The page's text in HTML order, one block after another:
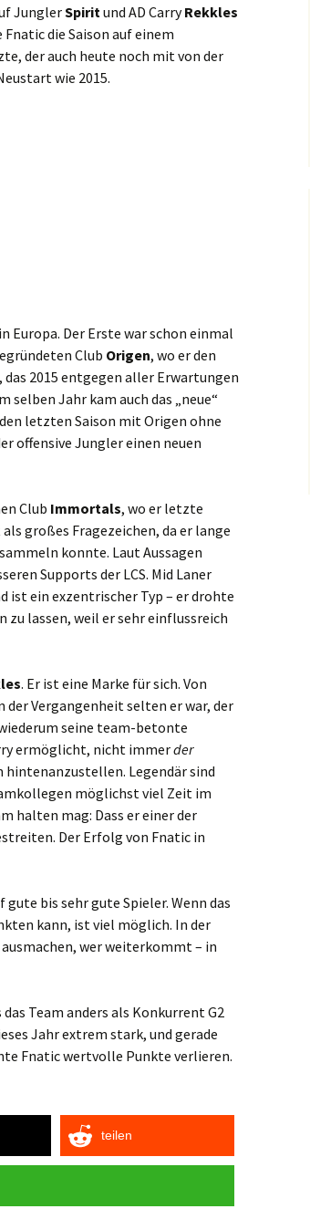
JunglerSpiritund AD CarryRekkles
die Saison auf einem
der auch heute noch mit von der
wie 2015.
Europa. Der Erste war schon einmal
Club Origen, wo er den
2015 entgegen aller Erwartungen
Jahr kam auch das „neue“
letzten Saison mit Origen ohne
offensive Jungler einen neuen
Club Immortals, wo er letzte
großes Fragezeichen, da er lange
konnte. Laut Aussagen
Supports der LCS. Mid Laner
ist ein exzentrischer Typ – er drohte
zu lassen, weil er sehr einflussreich
. Er ist eine Marke für sich. Von
Vergangenheit selten er war, der
seine team-betonte
ermöglicht, nicht immerder
hintenanzustellen. Legendär sind
möglichst viel Zeit im
halten mag: Dass er einer der
Der Erfolg von Fnatic in
bis sehr gute Spieler. Wenn das
kann, ist viel möglich. In der
wer weiterkommt – in
Team anders als Konkurrent G2
Jahr extrem stark, und gerade
Fnatic wertvolle Punkte verlieren.
teilen